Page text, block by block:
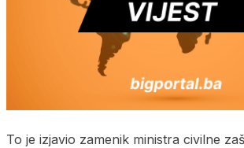
To je izjavio zamenik ministra civilne